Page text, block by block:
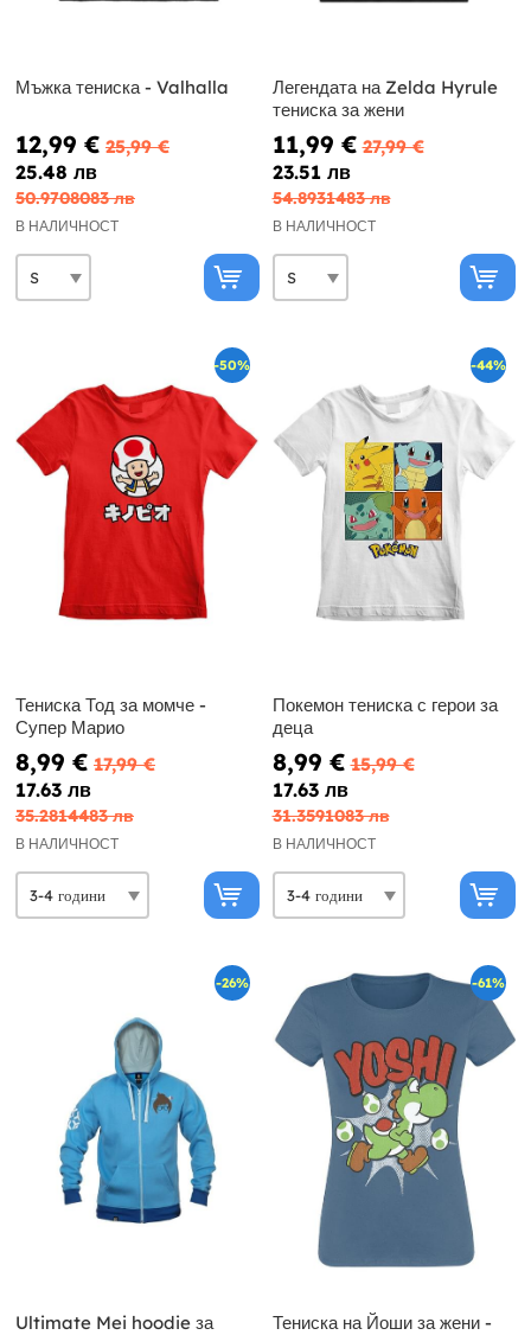
Мъжка тениска - Valhalla
12,99 € 25,99 €
25.48 лв
50.9708083 лв
В НАЛИЧНОСТ
Легендата на Zelda Hyrule
тениска за жени
11,99 € 27,99 €
23.51 лв
54.8931483 лв
В НАЛИЧНОСТ
-50%
Тениска Тод за момче -
Супер Марио
8,99 € 17,99 €
17.63 лв
35.2814483 лв
В НАЛИЧНОСТ
-44%
Покемон тениска с герои за
деца
8,99 € 15,99 €
17.63 лв
31.3591083 лв
В НАЛИЧНОСТ
-26%
Ultimate Mei hoodie за
-61%
Тениска на Йоши за жени -